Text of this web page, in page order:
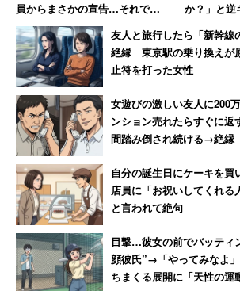
員からまさかの宣告…それでも
40代男性が怒らなかった理由
か？」と
し警察に
料払え」
友人と旅行したら「新幹線
絶縁 東京駅の乗り換えが
止符を打った女性
女遊びの激しい友人に200
ンション売れたらすぐに返
間踏み倒され続ける→絶縁
自分の誕生日にケーキを買
店員に「お祝いしてくれる
と言われて絶句
目撃…彼女の前でバッティ
顔彼氏”→「やってみなよ
ちまくる展開に「天性の運